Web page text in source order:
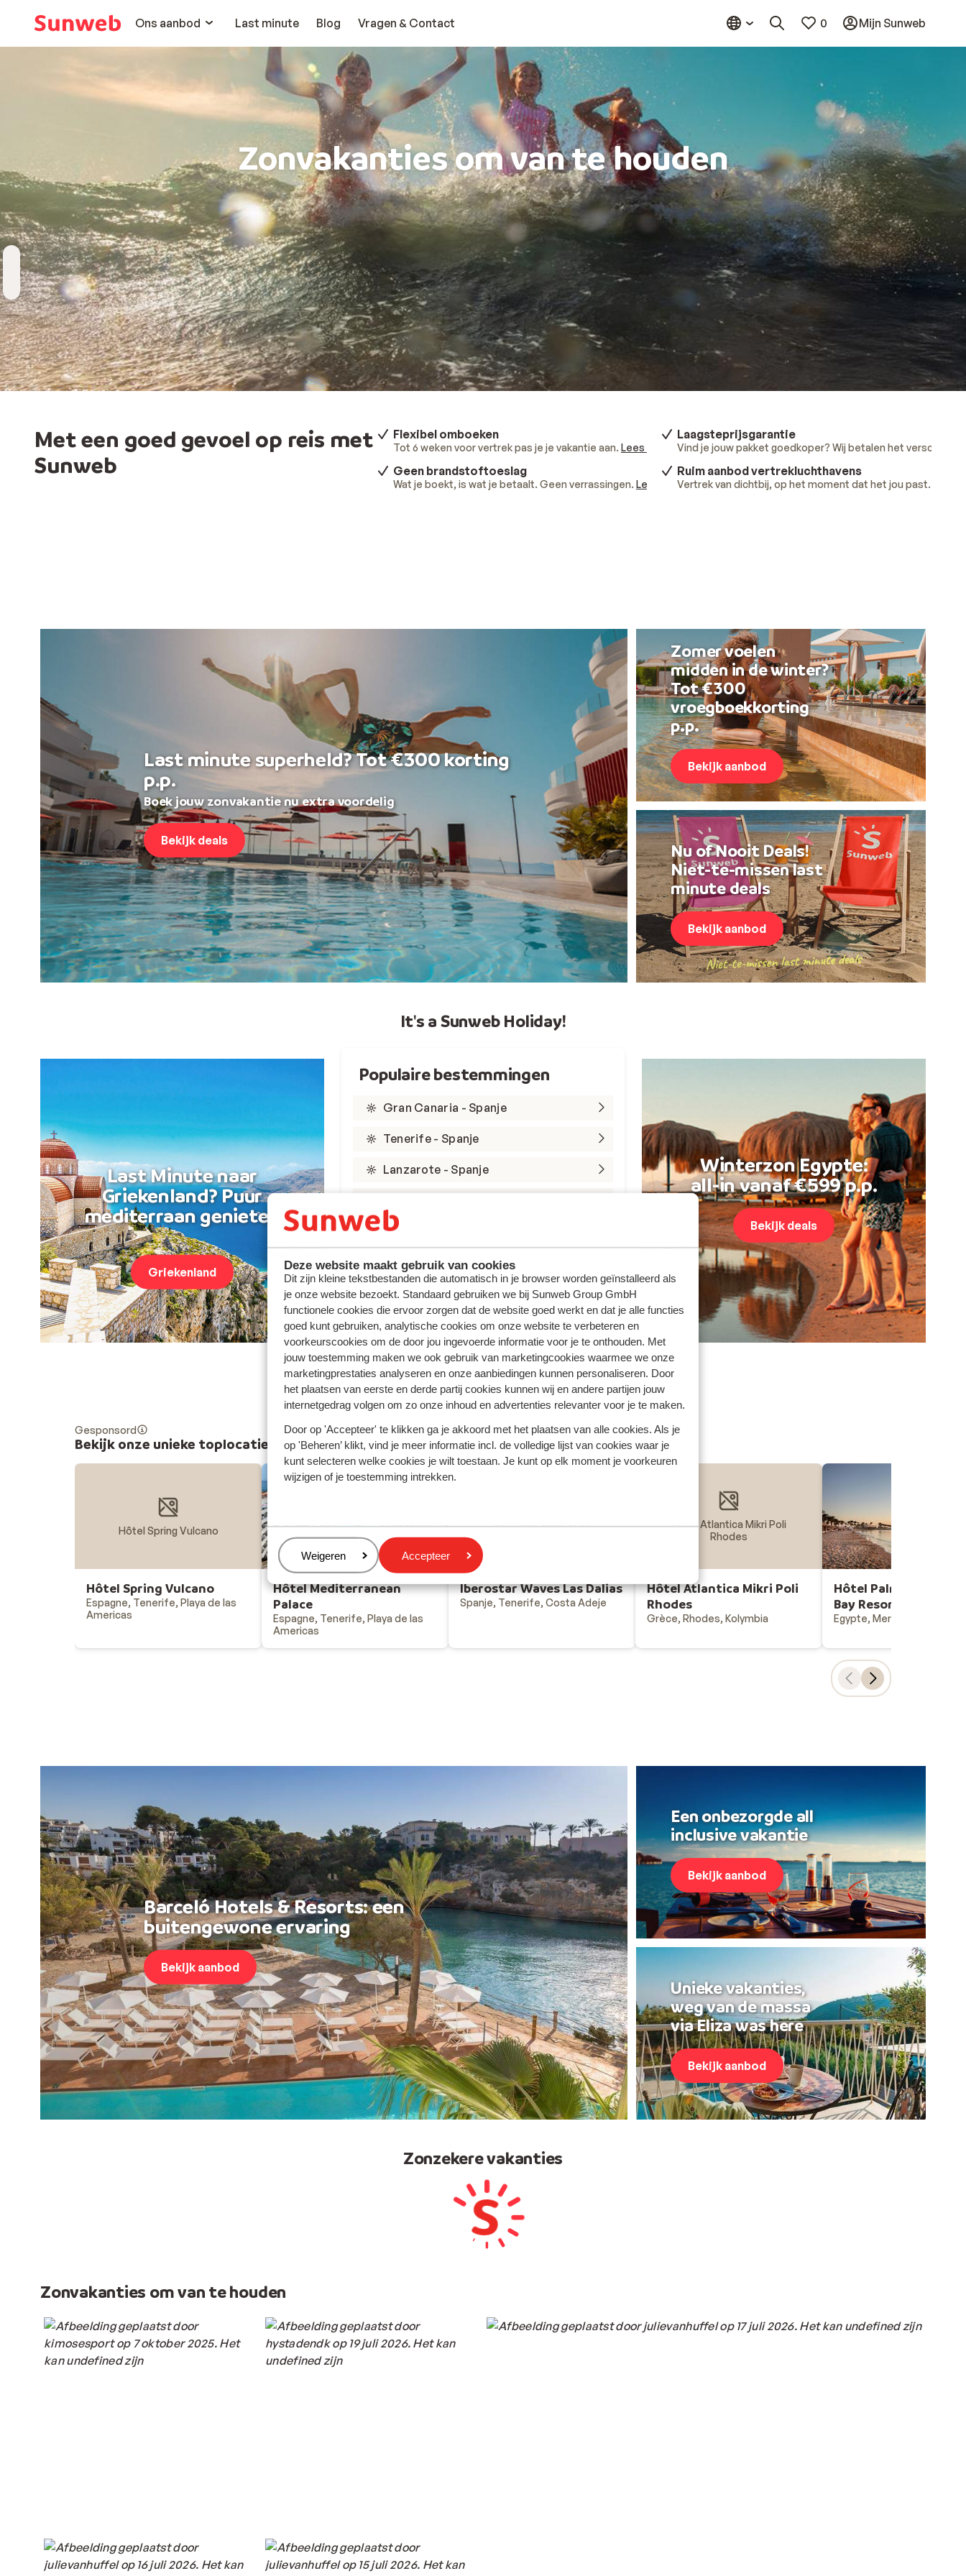
Deze website maakt gebruik van cookies
Dit zijn kleine tekstbestanden die automatisch in je browser worden geïnstalleerd als
je onze website bezoekt. Standaard gebruiken we bij Sunweb Group GmbH
functionele cookies die ervoor zorgen dat de website goed werkt en dat je alle functies
goed kunt gebruiken, analytische cookies om onze website te verbeteren en
voorkeurscookies om de door jou ingevoerde informatie voor je te onthouden. Met
jouw toestemming maken we ook gebruik van marketingcookies waarmee we onze
marketingprestaties analyseren en onze aanbiedingen kunnen personaliseren. Door
het plaatsen van eerste en derde partij cookies kunnen wij en andere partijen jouw
internetgedrag volgen om zo onze inhoud en advertenties relevanter voor je te maken.
Door op 'Accepteer' te klikken ga je akkoord met het plaatsen van alle cookies. Als je
op 'Beheren’ klikt, vind je meer informatie incl. de volledige lijst van cookies waar je
kunt selecteren welke cookies je wilt toestaan. Je kunt op elk moment je voorkeuren
wijzigen of je toestemming intrekken.
Beheren
Weigeren Accepteer
Ons aanbod
Last minute Blog Vragen & Contact 0 Mijn Sunweb
Zonvakanties om van te houden
Bestemming
Kies bestemming
Wanneer
Vertrekdatum
Hoelang
Duur toevoegen
Reizigers
2 personen , 1 kamer
Met een goed gevoel op reis met
Sunweb
Flexibel omboeken
Tot 6 weken voor vertrek pas je je vakantie aan. Lees meer
Laagsteprijsgarantie
Vind je jouw pakket goedkoper? Wij betalen het verschil.
Geen brandstoftoeslag
Wat je boekt, is wat je betaalt. Geen verrassingen. Lees meer.
Ruim aanbod vertrekluchthavens
Vertrek van dichtbij, op het moment dat het jou past.
Last minute superheld? Tot €300 korting
p.p.
Boek jouw zonvakantie nu extra voordelig
Bekijk deals
Zomer voelen
midden in de winter?
Tot €300
vroegboekkorting
p.p.
Bekijk aanbod
Nu of Nooit Deals!
Niet-te-missen last
minute deals
Bekijk aanbod
It's a Sunweb Holiday!
Last Minute naar
Griekenland? Puur
mediterraan genieten
Griekenland
Populaire bestemmingen
Gran Canaria - Spanje
Tenerife - Spanje
Lanzarote - Spanje
Rode Zee - Egypte
Kreta - Griekenland
Rhodos - Griekenland
Turkse Riviera - Turkije
Winterzon Egypte:
all-in vanaf €599 p.p.
Bekijk deals
Gesponsord
Bekijk onze unieke toplocaties
Hôtel Spring Vulcano
Hôtel Spring Vulcano
Espagne, Tenerife, Playa de las
Americas
Hôtel Mediterranean
Palace
Espagne, Tenerife, Playa de las
Americas
Iberostar Waves Las
Iberostar Waves Las Dalias
Spanje, Tenerife, Costa Adeje
Hôtel Atlantica Mikri Poli
Rhodes
Hôtel Atlantica Mikri Poli
Rhodes
Grèce, Rhodes, Kolymbia
Hôtel Palm Royale
Bay Resort
Egypte, Mer Rouge, Soma
Barceló Hotels & Resorts: een
buitengewone ervaring
Bekijk aanbod
Een onbezorgde all
inclusive vakantie
Bekijk aanbod
Unieke vakanties,
weg van de massa
via Eliza was here
Bekijk aanbod
Zonzekere vakanties
Zonvakanties om van te houden